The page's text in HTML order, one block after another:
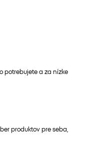
potrebujete a za nízke
produktov pre seba,